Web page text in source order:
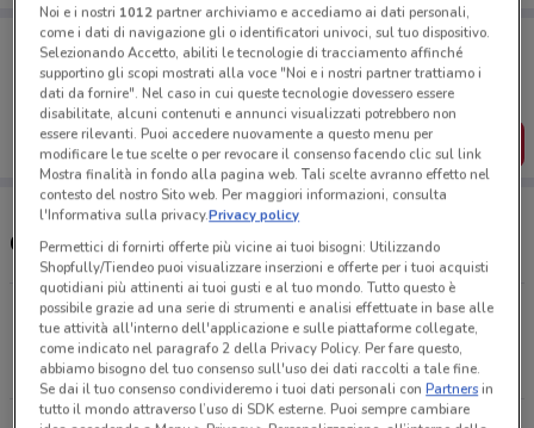
Porta DoveConviene sempre con te!
Puoi trovare le migliori offerte dei negozi vicino a te,
salvarle e creare la tua lista del risparmio, comodamente
dal tuo cellulare.
SCARICA L’APP
Centri Norauto nelle vicinanze
Viale Cristoforo Colombo, 45 Trezzano Sul
Naviglio
2.7 km
APERTO
Noi e i nostri 1012partner archiviamo e accediamo ai dati personali,
come i dati di navigazione gli o identificatori univoci, sul tuo dispositivo.
Selezionando Accetto, abiliti le tecnologie di tracciamento affinché
supportino gli scopi mostrati alla voce "Noi e i nostri partner trattiamo i
dati da fornire". Nel caso in cui queste tecnologie dovessero essere
disabilitate, alcuni contenuti e annunci visualizzati potrebbero non
essere rilevanti. Puoi accedere nuovamente a questo menu per
modificare le tue scelte o per revocare il consenso facendo clic sul link
Mostra finalità in fondo alla pagina web. Tali scelte avranno effetto nel
contesto del nostro Sito web. Per maggiori informazioni, consulta
l'Informativa sulla privacy.Privacy policy
Permettici di fornirti offerte più vicine ai tuoi bisogni: Utilizzando
Shopfully/Tiendeo puoi visualizzare inserzioni e offerte per i tuoi acquisti
quotidiani più attinenti ai tuoi gusti e al tuo mondo. Tutto questo è
possibile grazie ad una serie di strumenti e analisi effettuate in base alle
tue attività all'interno dell'applicazione e sulle piattaforme collegate,
come indicato nel paragrafo 2 della Privacy Policy. Per fare questo,
abbiamo bisogno del tuo consenso sull'uso dei dati raccolti a tale fine.
Se dai il tuo consenso condivideremo i tuoi dati personali conPartnersin
tutto il mondo attraverso l’uso di SDK esterne. Puoi sempre cambiare